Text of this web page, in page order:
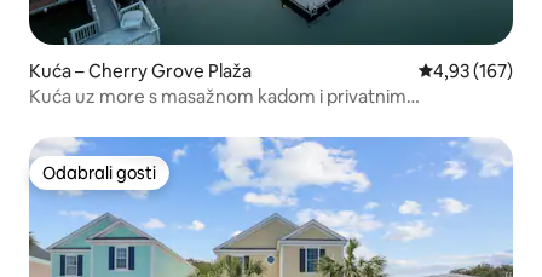
Kuća – Cherry Grove Plaža Prosječna
4,93 (167)
Kuća uz more s masažnom kadom i privatnim
Odabrali gosti
Odabrali gosti